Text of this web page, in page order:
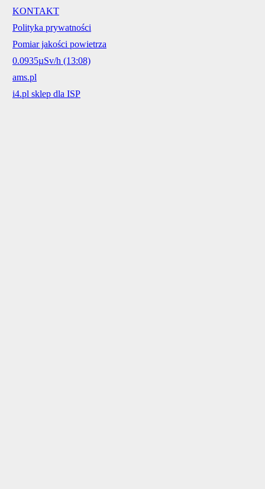
KONTAKT
Polityka prywatności
Pomiar jakości powietrza
0.0935µSv/h (13:08)
ams.pl
i4.pl sklep dla ISP